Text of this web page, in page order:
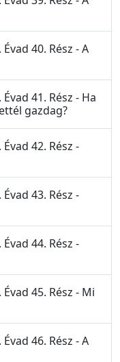
40. Rész - A
41. Rész - Ha
gazdag?
42. Rész -
43. Rész -
44. Rész -
45. Rész - Mi
46. Rész - A